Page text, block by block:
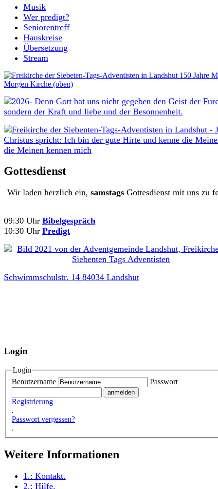
Musik
Wer predigt?
Seniorentreff
Hauskreise
Übersetzung
Stream
Gottesdienst
Wir laden herzlich ein, samstagsGottesdienst mit uns zu
09:30 Uhr Bibelgespräch
10:30 Uhr Predigt
Schwimmschulstr. 14 84034 Landshut
Login
Login
Benutzername
Passwort
Registrierung
.
Passwort vergessen?
.
Weitere Informationen
1.: Kontakt.
2.: Hilfe.